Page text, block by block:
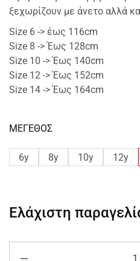
ξεχωρίζουν με άνετο αλλά
Size 6 -> έως 116cm
Size 8 -> Έως 128cm
Size 10 -> Έως 140cm
Size 12 -> Έως 152cm
Size 14 -> Έως 164cm
ΜΕΓΕΘΟΣ
6y 8y 10y 12y
Ελάχιστη